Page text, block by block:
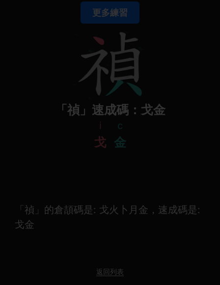
更多練習
「禎」速成碼：戈金
i
戈
c
金
「禎」的倉頡碼是: 戈火卜月金，速成碼是:
戈金
返回列表